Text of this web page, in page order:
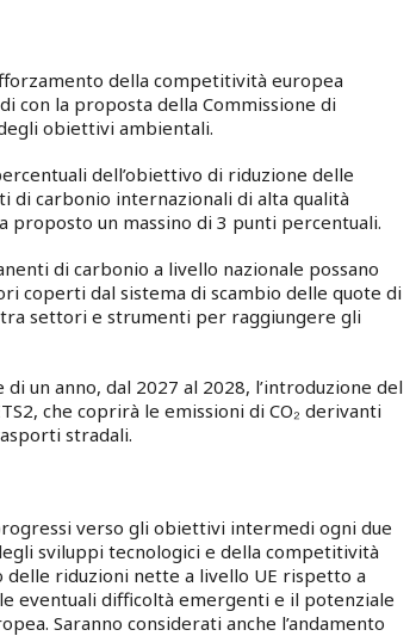
della competitività europea
con la proposta della Commissione di
obiettivi ambientali.
dell’obiettivo di riduzione delle
di carbonio internazionali di alta qualità
proposto un massino di 3 punti percentuali.
di carbonio a livello nazionale possano
coperti dal sistema di scambio delle quote di
tra settori e strumenti per raggiungere gli
un anno, dal 2027 al 2028, l’introduzione del
che coprirà le emissioni di CO₂ derivanti
stradali.
verso gli obiettivi intermedi ogni due
sviluppi tecnologici e della competitività
delle riduzioni nette a livello UE rispetto a
eventuali difficoltà emergenti e il potenziale
Saranno considerati anche l’andamento